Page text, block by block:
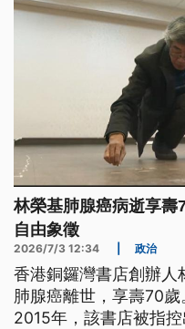
林榮基肺腺癌病逝享壽
自由象徵
2026/7/3 12:34 政治
香港銅鑼灣書店創辦人
肺腺癌離世，享壽70
2015年，該書店被指